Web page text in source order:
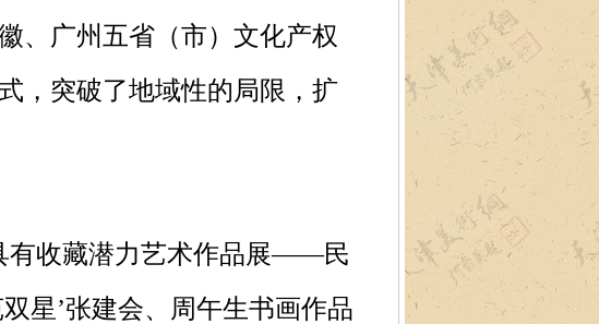
、广州五省（市）文化产权
，突破了地域性的局限，扩
有收藏潜力艺术作品展——民
星’张建会、周午生书画作品